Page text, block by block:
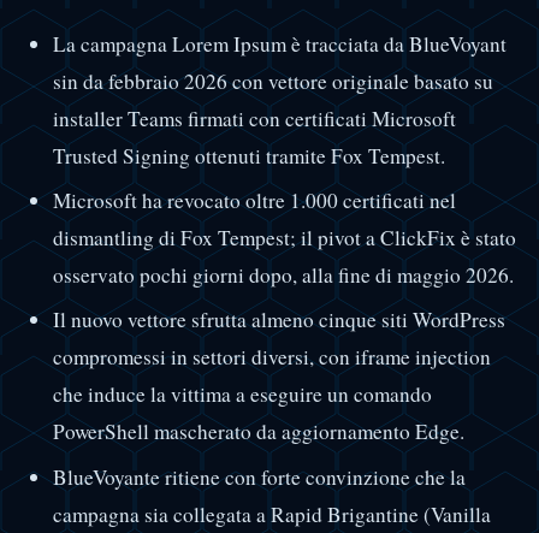
La campagna Lorem Ipsum è tracciata da BlueVoyant
sin da febbraio 2026 con vettore originale basato su
installer Teams firmati con certificati Microsoft
Trusted Signing ottenuti tramite Fox Tempest.
Microsoft ha revocato oltre 1.000 certificati nel
dismantling di Fox Tempest; il pivot a ClickFix è stato
osservato pochi giorni dopo, alla fine di maggio 2026.
Il nuovo vettore sfrutta almeno cinque siti WordPress
compromessi in settori diversi, con iframe injection
che induce la vittima a eseguire un comando
PowerShell mascherato da aggiornamento Edge.
BlueVoyante ritiene con forte convinzione che la
campagna sia collegata a Rapid Brigantine (Vanilla